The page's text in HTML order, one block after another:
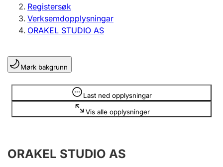
Enkeltpersonføretak
Registrere, endre, slette
Lag og foreining
Registrere, endre, slette
Årsrekneskap
Registersøk
Verksemdopplysningar
ORAKEL STUDIO AS
Mørk bakgrunn
Last ned opplysningar
Vis alle opplysninger
Opplysninger er skjult
ORAKEL STUDIO AS